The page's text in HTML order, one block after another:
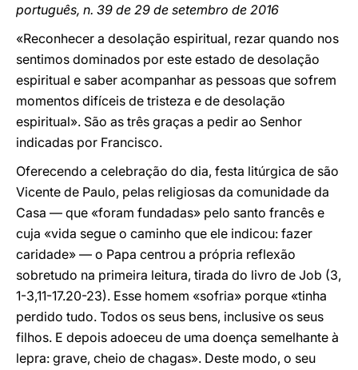
português, n. 39 de 29 de setembro de 2016
«Reconhecer a desolação espiritual, rezar quando nos
sentimos dominados por este estado de desolação
espiritual e saber acompanhar as pessoas que sofrem
momentos difíceis de tristeza e de desolação
espiritual». São as três graças a pedir ao Senhor
indicadas por Francisco.
Oferecendo a celebração do dia, festa litúrgica de são
Vicente de Paulo, pelas religiosas da comunidade da
Casa — que «foram fundadas» pelo santo francês e
cuja «vida segue o caminho que ele indicou: fazer
caridade» — o Papa centrou a própria reflexão
sobretudo na primeira leitura, tirada do livro de Job (3,
1-3,11-17.20-23). Esse homem «sofria» porque «tinha
perdido tudo. Todos os seus bens, inclusive os seus
filhos. E depois adoeceu de uma doença semelhante à
lepra: grave, cheio de chagas». Deste modo, o seu